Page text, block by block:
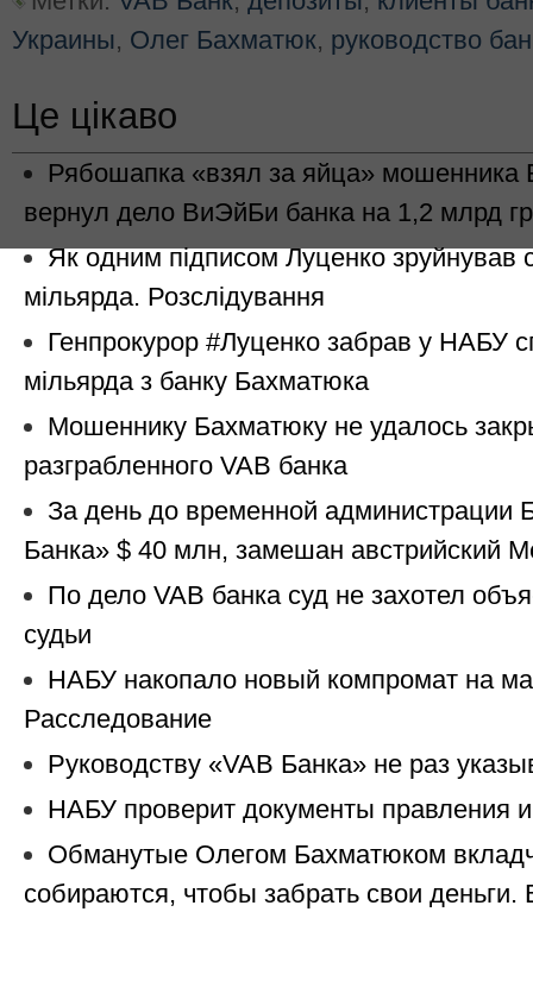
Украины, Олег Бахматюк, руководство
Це цікаво
Рябошапка «взял за яйца» мошенника
вернул дело ВиЭйБи банка на 1,2 млрд
Як одним підписом Луценко зруйнував
мільярда. Розслідування
Генпрокурор #Луценко забрав у НАБУ
мільярда з банку Бахматюка
Мошеннику Бахматюку не удалось
разграбленного VAB банка
За день до временной
Банка» $ 40 млн, замешан австрийский
По дело VAB банка суд не захотел
судьи
НАБУ накопало новый компромат на
Расследование
Руководству «VAB Банка» не раз
НАБУ проверит документы правления
Обманутые Олегом Бахматюком
собираются, чтобы забрать свои деньги.